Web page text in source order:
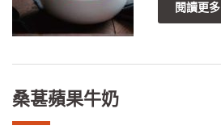
閱讀更多
桑葚蘋果牛奶